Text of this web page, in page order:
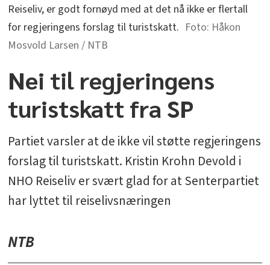
Reiseliv, er godt fornøyd med at det nå ikke er flertall
for regjeringens forslag til turistskatt.
Håkon
Mosvold Larsen / NTB
Nei til regjeringens
turistskatt fra SP
Partiet varsler at de ikke vil støtte regjeringens
forslag til turistskatt. Kristin Krohn Devold i
NHO Reiseliv er svært glad for at Senterpartiet
har lyttet til reiselivsnæringen
NTB